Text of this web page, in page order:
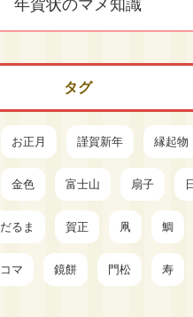
年賀状のマメ知識
タグ
お正月 謹賀新年 縁起物
金色 富士山 扇子
だるま 賀正 凧 鯛
コマ 鏡餅 門松 寿